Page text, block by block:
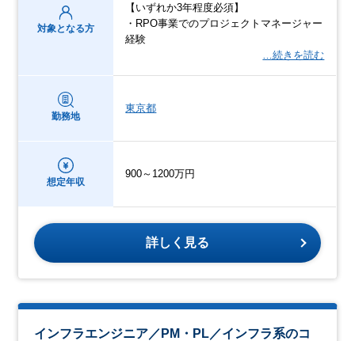
対象となる方
【いずれか3年程度必須】
・RPO事業でのプロジェクトマネージャー
経験
…続きを読む
勤務地
東京都
想定年収
900～1200万円
詳しく見る
インフラエンジニア／PM・PL／インフラ系のコ